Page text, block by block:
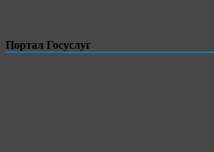
Портал Госуслуг